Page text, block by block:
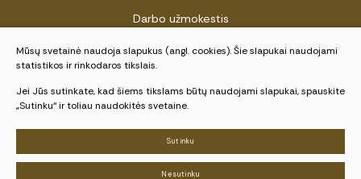
Darbo užmokestis
Viešieji pirkimai
Biudžeto vykdymo ataskaitų rinkiniai
Finansinių ataskaitų rinkiniai
Pranešėjų apsauga
Mūsų svetainė naudoja slapukus (angl. cookies). Šie slapukai naudojami
statistikos ir rinkodaros tikslais.
Jei Jūs sutinkate, kad šiems tikslams būtų naudojami slapukai, spauskite
„Sutinku“ ir toliau naudokitės svetaine.
Sutinku
Nesutinku